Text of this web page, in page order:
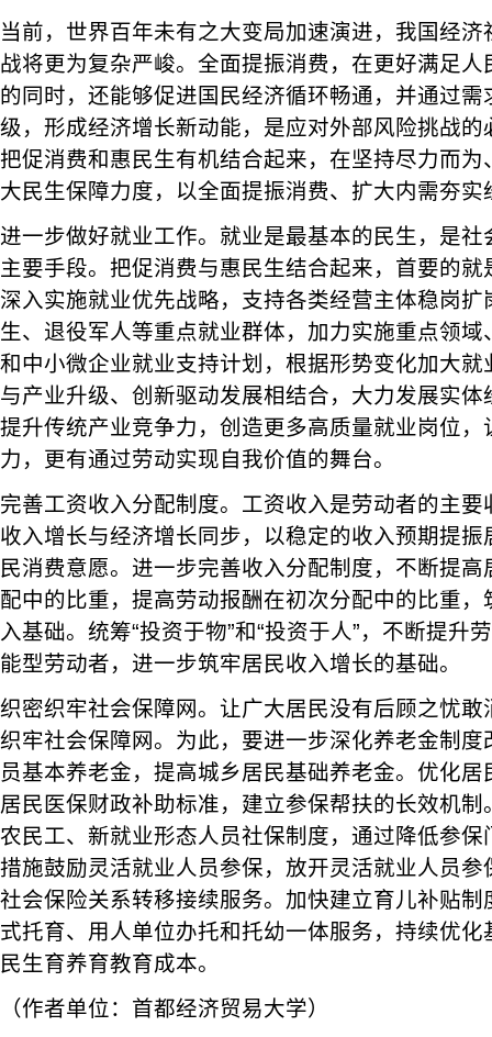
当前，世界百年未有之大变局加速演进，我国经
战将更为复杂严峻。全面提振消费，在更好满足
的同时，还能够促进国民经济循环畅通，并通过
级，形成经济增长新动能，是应对外部风险挑战
把促消费和惠民生有机结合起来，在坚持尽力而
大民生保障力度，以全面提振消费、扩大内需夯
进一步做好就业工作。就业是最基本的民生，是
主要手段。把促消费与惠民生结合起来，首要的
深入实施就业优先战略，支持各类经营主体稳岗
生、退役军人等重点就业群体，加力实施重点领
和中小微企业就业支持计划，根据形势变化加大
与产业升级、创新驱动发展相结合，大力发展实
提升传统产业竞争力，创造更多高质量就业岗位
力，更有通过劳动实现自我价值的舞台。
完善工资收入分配制度。工资收入是劳动者的主
收入增长与经济增长同步，以稳定的收入预期提
民消费意愿。进一步完善收入分配制度，不断提
配中的比重，提高劳动报酬在初次分配中的比重
入基础。统筹“投资于物”和“投资于人”，不断提升
能型劳动者，进一步筑牢居民收入增长的基础。
织密织牢社会保障网。让广大居民没有后顾之忧
织牢社会保障网。为此，要进一步深化养老金制
员基本养老金，提高城乡居民基础养老金。优化
居民医保财政补助标准，建立参保帮扶的长效机
农民工、新就业形态人员社保制度，通过降低参
措施鼓励灵活就业人员参保，放开灵活就业人员
社会保险关系转移接续服务。加快建立育儿补贴
式托育、用人单位办托和托幼一体服务，持续优
民生育养育教育成本。
（作者单位：首都经济贸易大学）